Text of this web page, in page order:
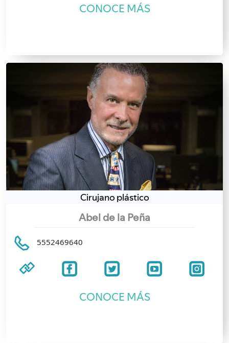
CONOCE MÁS
Cirujano plástico
Abel de la Peña
5552469640
CONOCE MÁS